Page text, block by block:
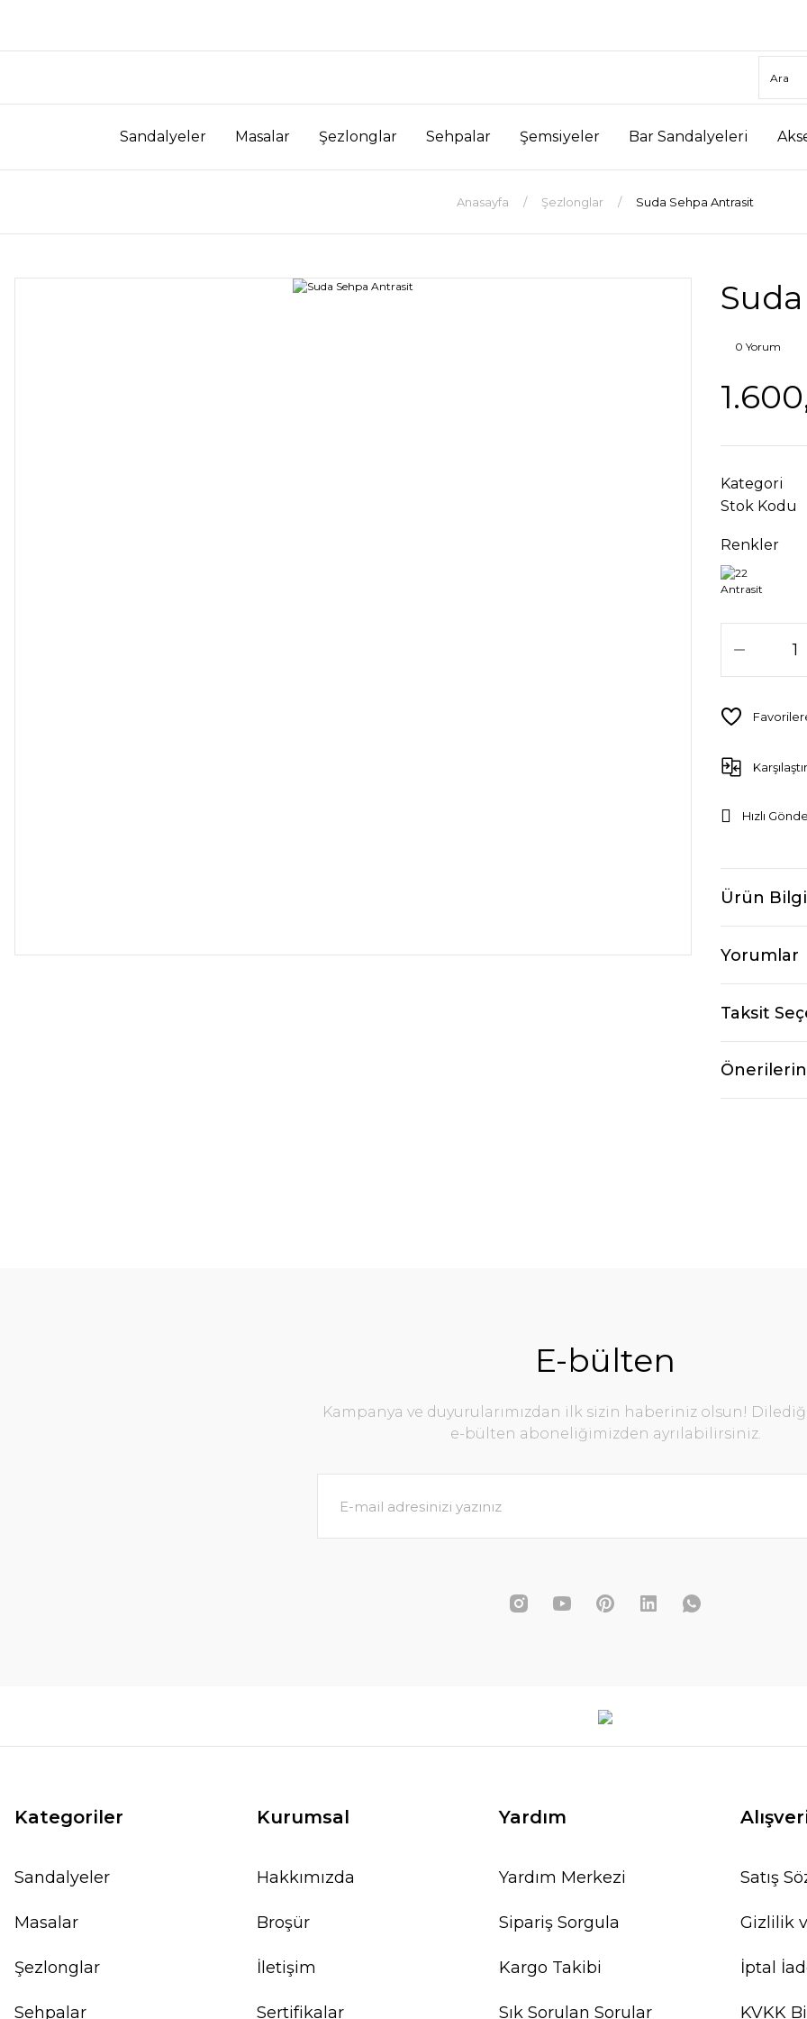
Sandalyeler Masalar Şezlonglar Sehpalar Şemsiyeler Bar Sandalyeleri
Anasayfa Şezlonglar Suda Sehpa Antrasit
0 Yorum
Kategori
Stok Kodu
Renkler
Karşılaştır
Hızlı
Ürün
Yorumlar
Taksit
E-bülten
Kampanya ve duyurularımızdan ilk sizin haberiniz olsun!
e-bülten aboneliğimizden ayrılabilirsiniz.
Kategoriler
Sandalyeler
Masalar
Şezlonglar
Sehpalar
Kurumsal
Hakkımızda
Broşür
İletişim
Sertifikalar
Yardım
Yardım Merkezi
Sipariş Sorgula
Kargo Takibi
Sık Sorulan Sorular
Satış
Gizlilik
İptal
KVKK